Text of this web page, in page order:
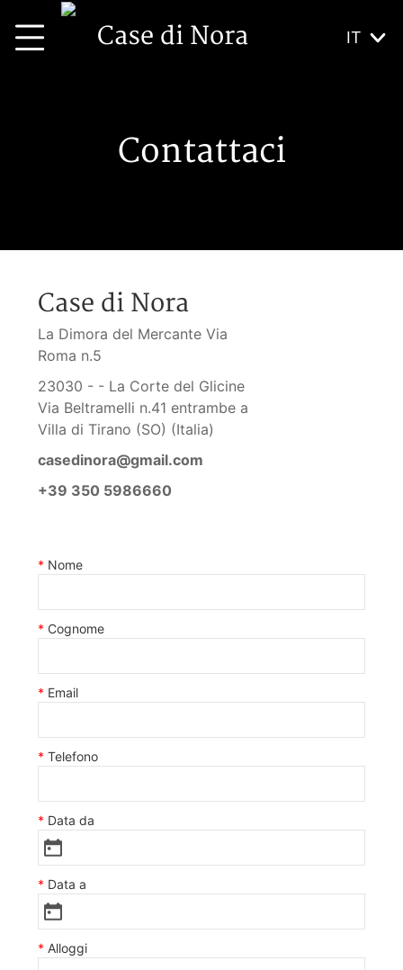
Case di Nora IT
Contattaci
Case di Nora
La Dimora del Mercante Via
Roma n.5
23030 - - La Corte del Glicine
Via Beltramelli n.41 entrambe a
Villa di Tirano (SO) (Italia)
casedinora@gmail.com
+39 350 5986660
Nome
Cognome
Email
Telefono
Data da
Data a
Alloggi